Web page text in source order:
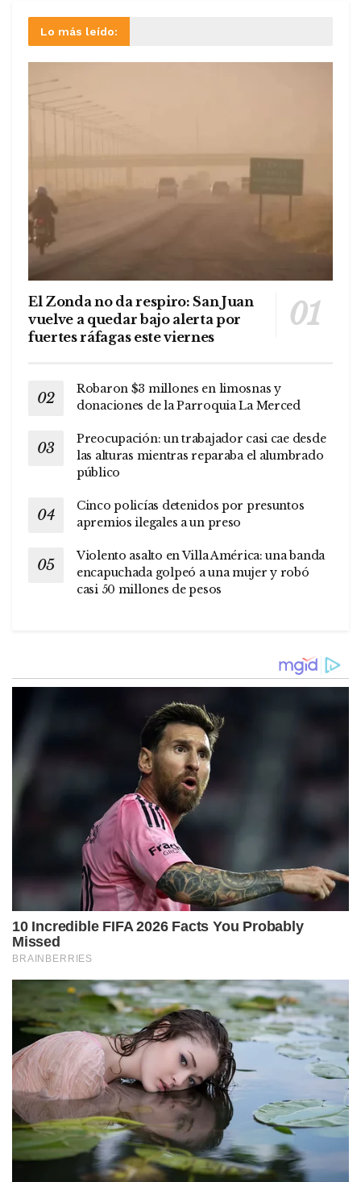
Lo más leído:
El Zonda no da respiro: San Juan
vuelve a quedar bajo alerta por
fuertes ráfagas este viernes
Robaron $3 millones en limosnas y
donaciones de la Parroquia La Merced
Preocupación: un trabajador casi cae desde
las alturas mientras reparaba el alumbrado
público
Cinco policías detenidos por presuntos
apremios ilegales a un preso
Violento asalto en Villa América: una banda
encapuchada golpeó a una mujer y robó
casi 50 millones de pesos